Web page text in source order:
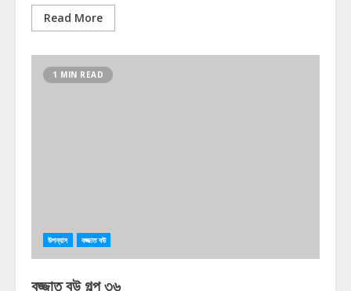
Read More
1 MIN READ
উপন্যাস বজ্জাত বউ
বজ্জাত বউ গল্প ৩৬